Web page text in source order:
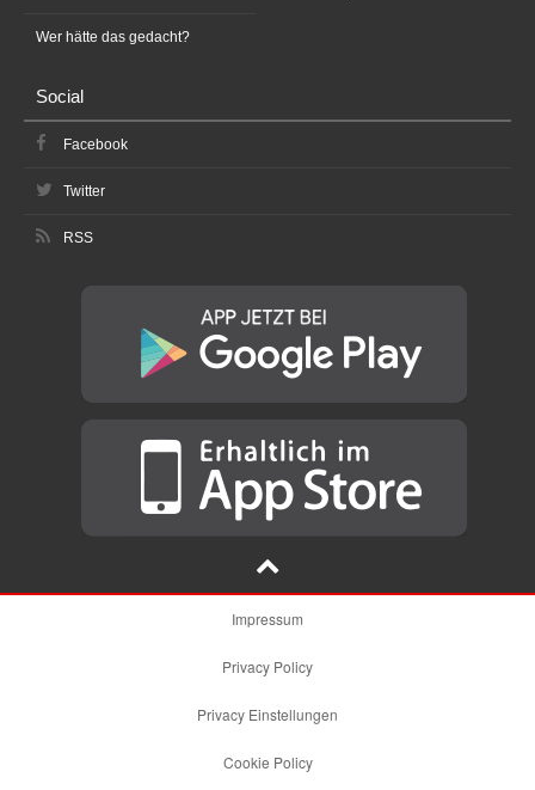
Wer hätte das gedacht?
Social
Facebook
Twitter
RSS
Impressum
Privacy Policy
Privacy Einstellungen
Cookie Policy